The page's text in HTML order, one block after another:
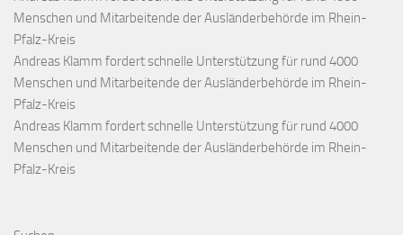
Menschen und Mitarbeitende der Ausländerbehörde im Rhein-
Pfalz-Kreis
Andreas Klamm fordert schnelle Unterstützung für rund 4000
Menschen und Mitarbeitende der Ausländerbehörde im Rhein-
Pfalz-Kreis
Andreas Klamm fordert schnelle Unterstützung für rund 4000
Menschen und Mitarbeitende der Ausländerbehörde im Rhein-
Pfalz-Kreis